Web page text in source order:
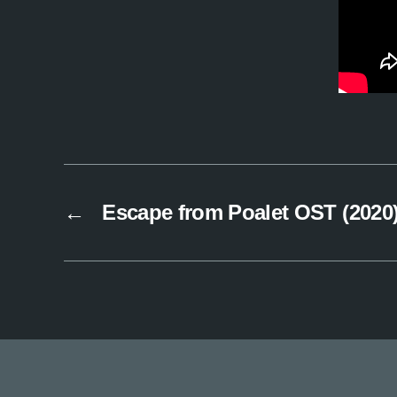
← Escape from Poalet OST